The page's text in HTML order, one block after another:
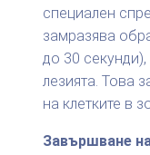
специален
замразява
до 30
лезията. Това
на клетките в
Завършване